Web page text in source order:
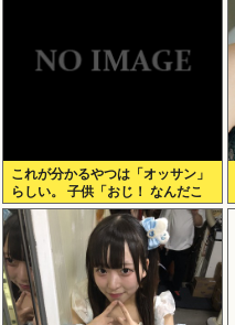
これが分かるやつは「オッサン」
らしい。 子供「おじ！ なんだこ
れは！」